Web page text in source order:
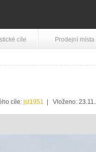
cíle Prodejní místa
cíle: jst1951 | Vloženo: